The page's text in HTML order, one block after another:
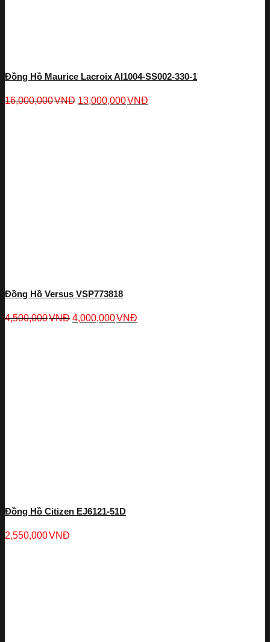
Đồng Hồ Maurice Lacroix AI1004-SS002-330-1
16,000,000VNĐ 13,000,000VNĐ
Đồng Hồ Versus VSP773818
4,500,000VNĐ 4,000,000VNĐ
Đồng Hồ Citizen EJ6121-51D
2,550,000VNĐ